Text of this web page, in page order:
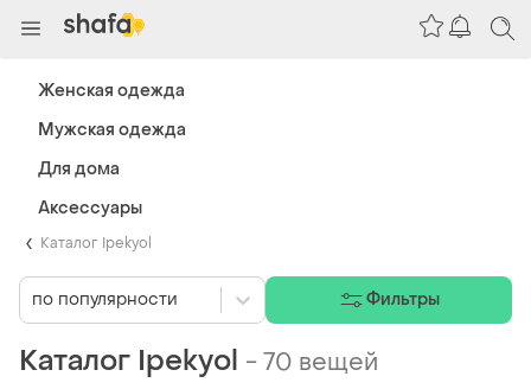
Каталог Ipekyol
Каталог Ipekyol -70 вещей
по популярности Фильтры
Женская одежда
Мужская одежда
Для дома
Аксессуары